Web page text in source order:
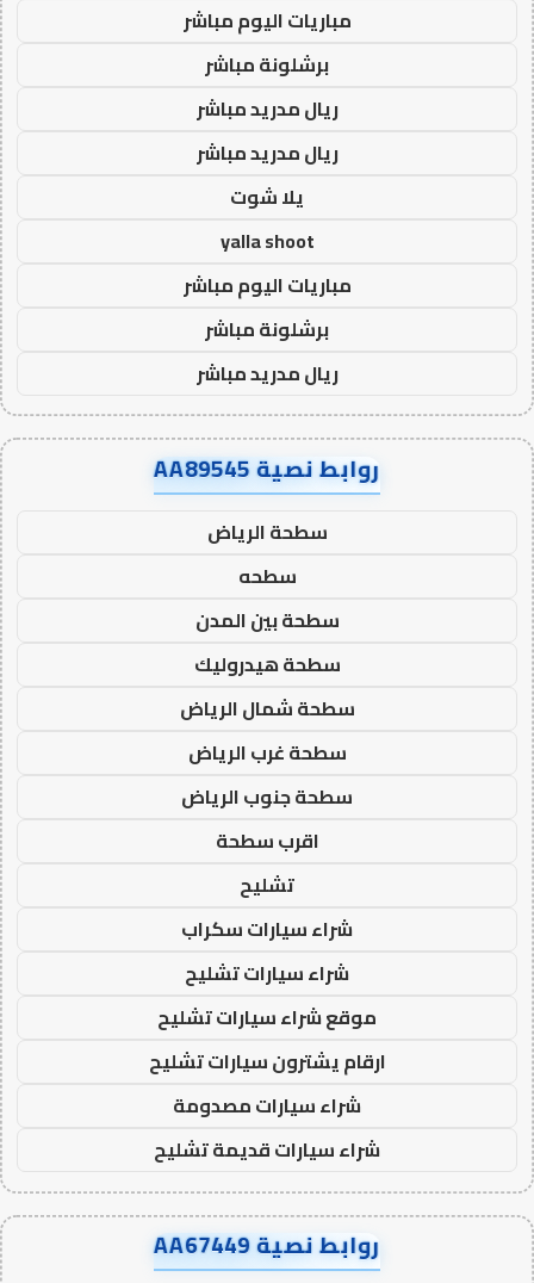
مباريات اليوم مباشر
برشلونة مباشر
ريال مدريد مباشر
ريال مدريد مباشر
يلا شوت
yalla shoot
مباريات اليوم مباشر
برشلونة مباشر
ريال مدريد مباشر
روابط نصية AA89545
سطحة الرياض
سطحه
سطحة بين المدن
سطحة هيدروليك
سطحة شمال الرياض
سطحة غرب الرياض
سطحة جنوب الرياض
اقرب سطحة
تشليح
شراء سيارات سكراب
شراء سيارات تشليح
موقع شراء سيارات تشليح
ارقام يشترون سيارات تشليح
شراء سيارات مصدومة
شراء سيارات قديمة تشليح
روابط نصية AA67449